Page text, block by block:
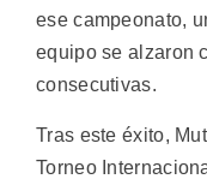
ese campeonato,
equipo se alzaron
consecutivas.
Tras este éxito,
Torneo